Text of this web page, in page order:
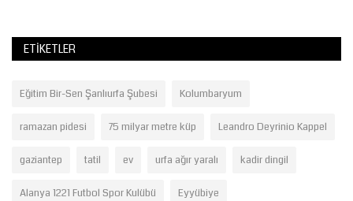
ETIKETLER
Eğitim Bir-Sen Şanlıurfa Şubesi Kolumbaryum
ramazan pidesi 75 milyar metre küp Leandro Deyrinio Kappel
gaziantep tatil ev urfa ağır yaralı kadir dingil
Alanya 1221 Futbol Spor Kulübü Eyyübiye